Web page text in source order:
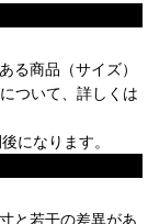
る商品（サイズ）
ついて、詳しくは
になります。
と若干の差異があ